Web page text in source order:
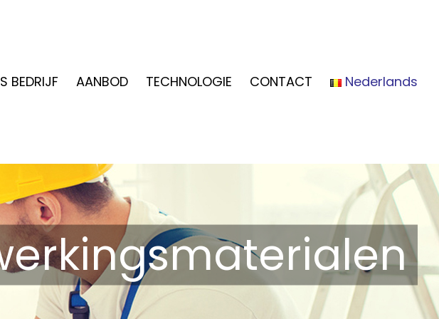
BEDRIJF AANBOD TECHNOLOGIE CONTACT Nederlands